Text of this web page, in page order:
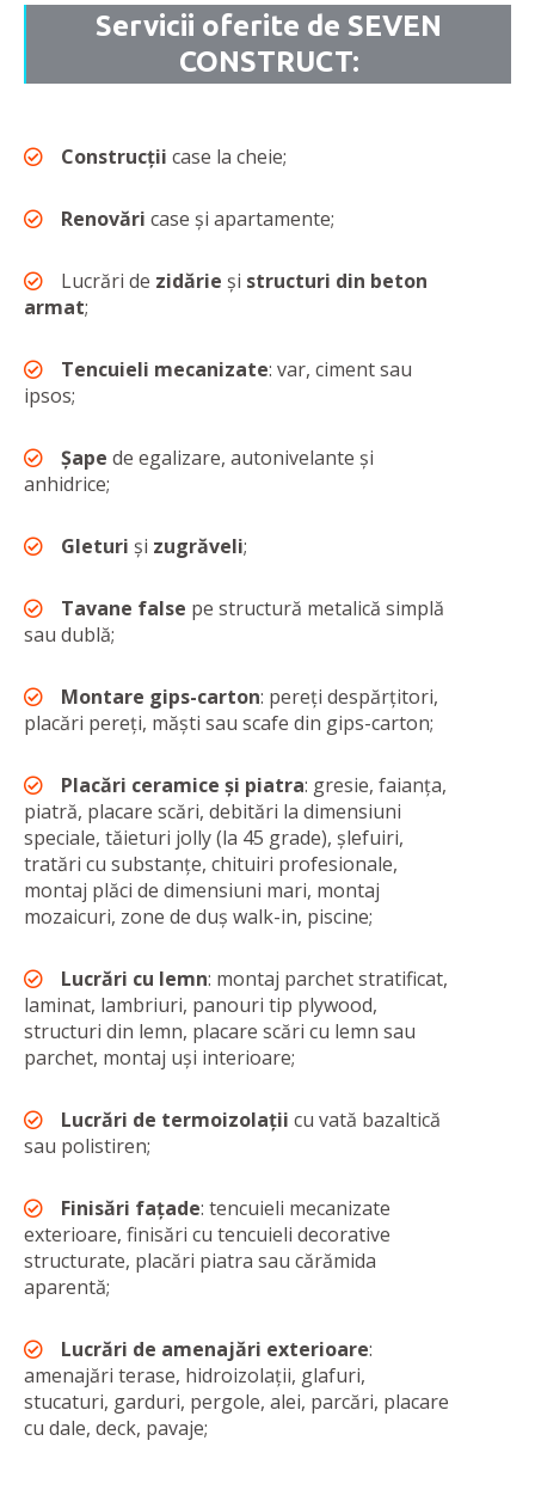
Servicii oferite de SEVEN
CONSTRUCT:
Construcţii case la cheie;
Renovări case şi apartamente;
Lucrări de zidărie şi structuri din beton
armat;
Tencuieli mecanizate: var, ciment sau
ipsos;
Şape de egalizare, autonivelante şi
anhidrice;
Gleturi şi zugrăveli;
Tavane false pe structură metalică simplă
sau dublă;
Montare gips-carton: pereți despărțitori,
placări pereți, măști sau scafe din gips-carton;
Placări ceramice şi piatra: gresie, faianța,
piatră, placare scări, debitări la dimensiuni
speciale, tăieturi jolly (la 45 grade), șlefuiri,
tratări cu substanțe, chituiri profesionale,
montaj plăci de dimensiuni mari, montaj
mozaicuri, zone de duş walk-in, piscine;
Lucrări cu lemn: montaj parchet stratificat,
laminat, lambriuri, panouri tip plywood,
structuri din lemn, placare scări cu lemn sau
parchet, montaj uși interioare;
Lucrări de termoizolații cu vată bazaltică
sau polistiren;
Finisări fațade: tencuieli mecanizate
exterioare, finisări cu tencuieli decorative
structurate, placări piatra sau cărămida
aparentă;
Lucrări de amenajări exterioare:
amenajări terase, hidroizolații, glafuri,
stucaturi, garduri, pergole, alei, parcări, placare
cu dale, deck, pavaje;